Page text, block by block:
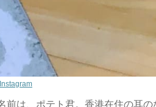
Instagram
前は、ポテト君。香港在住の耳の